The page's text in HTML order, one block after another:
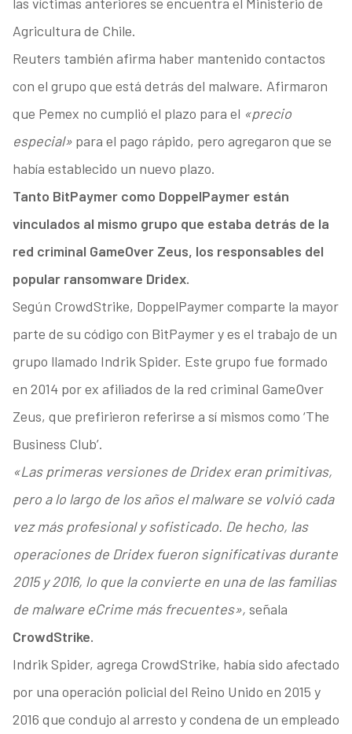
las víctimas anteriores se encuentra el Ministerio de
Agricultura de Chile.
Reuters también afirma haber mantenido contactos
con el grupo que está detrás del malware. Afirmaron
que Pemex no cumplió el plazo para el «precio
especial»para el pago rápido, pero agregaron que se
había establecido un nuevo plazo.
Tanto BitPaymer como DoppelPaymer están
vinculados al mismo grupo que estaba detrás de la
red criminal GameOver Zeus, los responsables del
popular ransomware Dridex.
Según CrowdStrike, DoppelPaymer comparte la mayor
parte de su código con BitPaymer y es el trabajo de un
grupo llamado Indrik Spider. Este grupo fue formado
en 2014 por ex afiliados de la red criminal GameOver
Zeus, que prefirieron referirse a sí mismos como ‘The
Business Club’.
«Las primeras versiones de Dridex eran primitivas,
pero a lo largo de los años el malware se volvió cada
vez más profesional y sofisticado. De hecho, las
operaciones de Dridex fueron significativas durante
2015 y 2016, lo que la convierte en una de las familias
de malware eCrime más frecuentes», señala
CrowdStrike.
Indrik Spider, agrega CrowdStrike, había sido afectado
por una operación policial del Reino Unido en 2015 y
2016 que condujo al arresto y condena de un empleado